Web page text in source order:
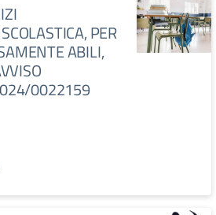
PER
ABILI,
0022159